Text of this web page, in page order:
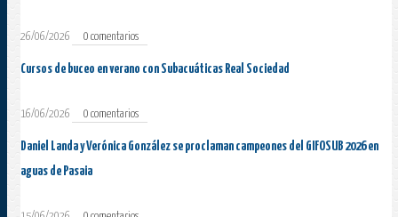
26/06/2026 0 comentarios
Cursos de buceo en verano con Subacuáticas Real Sociedad
16/06/2026 0 comentarios
Daniel Landa y Verónica González se proclaman campeones del GIFOSUB 2026 en
aguas de Pasaia